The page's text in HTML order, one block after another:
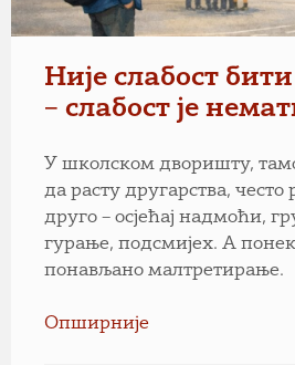
Није слабост
– слабост је
У школском дворишту,
да расту другарства, често
друго – осјећај надмоћи,
гурање, подсмијех. А
понављано малтретирање.
Опширније